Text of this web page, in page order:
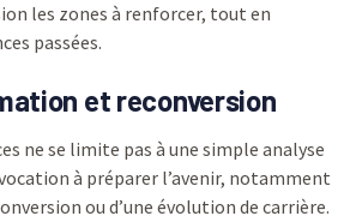
les zones à renforcer, tout en
passées.
et reconversion
ne se limite pas à une simple analyse
à préparer l’avenir, notamment
ou d’une évolution de carrière.